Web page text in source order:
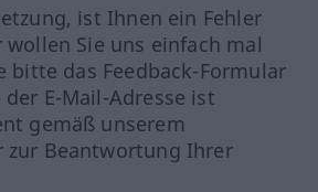
ist Ihnen ein Fehler
Sie uns einfach mal
bitte das Feedback-Formular
E-Mail-Adresse ist
gemäß unserem
zur Beantwortung Ihrer